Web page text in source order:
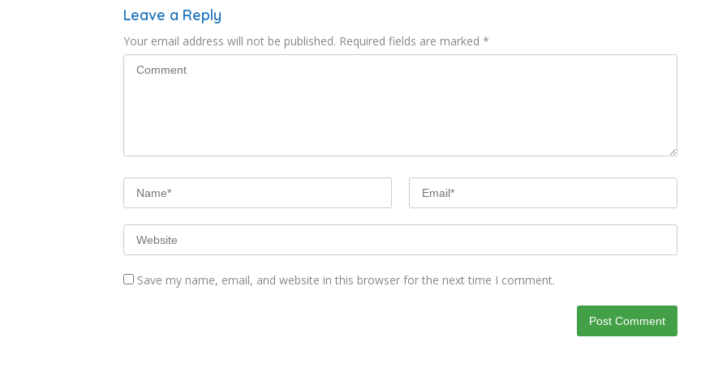
Leave a Reply
Your email address will not be published. Required fields are marked *
Save my name, email, and website in this browser for the next time I comment.